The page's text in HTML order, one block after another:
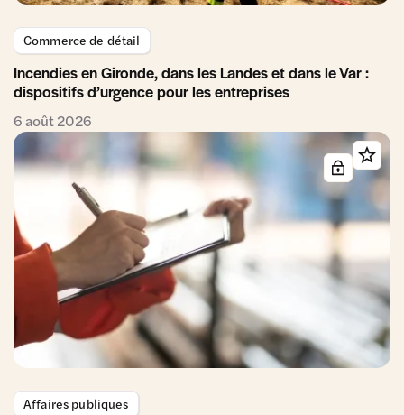
Commerce de détail
Incendies en Gironde, dans les Landes et dans le Var :
dispositifs d’urgence pour les entreprises
6 août 2026
Affaires publiques